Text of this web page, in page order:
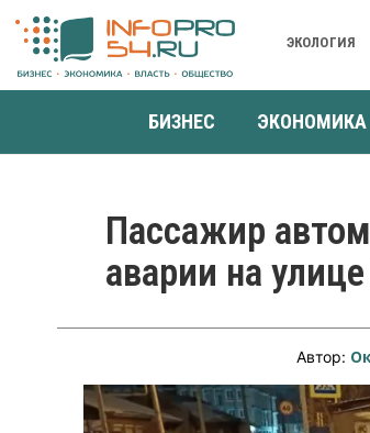
ЭКОЛОГИЯ
БИЗНЕС ЭКОНОМИКА
Пассажир
аварии на
Автор: